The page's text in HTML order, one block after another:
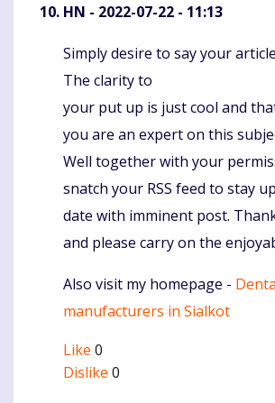
HN - 2022-07-22 - 11:13
Komentaras
Simply desire to say your
The clarity to
your put up is just cool and
you are an expert on this
Well together with your
snatch your RSS feed to stay
date with imminent post.
and please carry on the
Also visit my homepage -
manufacturers in Sialkot
Like 0
Dislike 0